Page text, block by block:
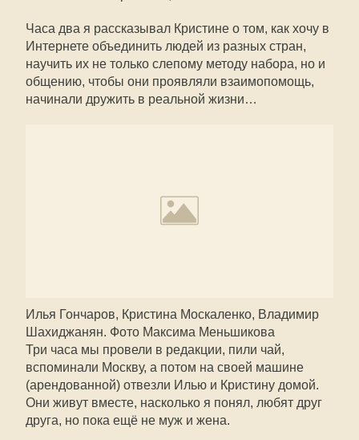
Часа два я рассказывал Кристине о том, как хочу в
Интернете объединить людей из разных стран,
научить их не только слепому методу набора, но и
общению, чтобы они проявляли взаимопомощь,
начинали дружить в реальной жизни…
Илья Гончаров, Кристина Москаленко, Владимир
Шахиджанян. Фото Максима Меньшикова
Три часа мы провели в редакции, пили чай,
вспоминали Москву, а потом на своей машине
(арендованной) отвезли Илью и Кристину домой.
Они живут вместе, насколько я понял, любят друг
друга, но пока ещё не муж и жена.